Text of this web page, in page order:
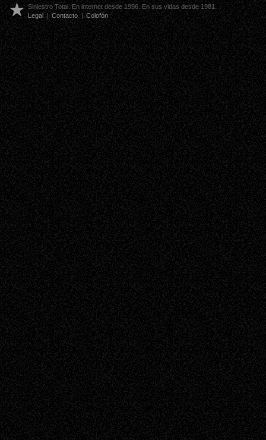
Siniestro Total. En internet desde 1996. En sus vidas desde 1981.
Legal | Contacto | Colofón